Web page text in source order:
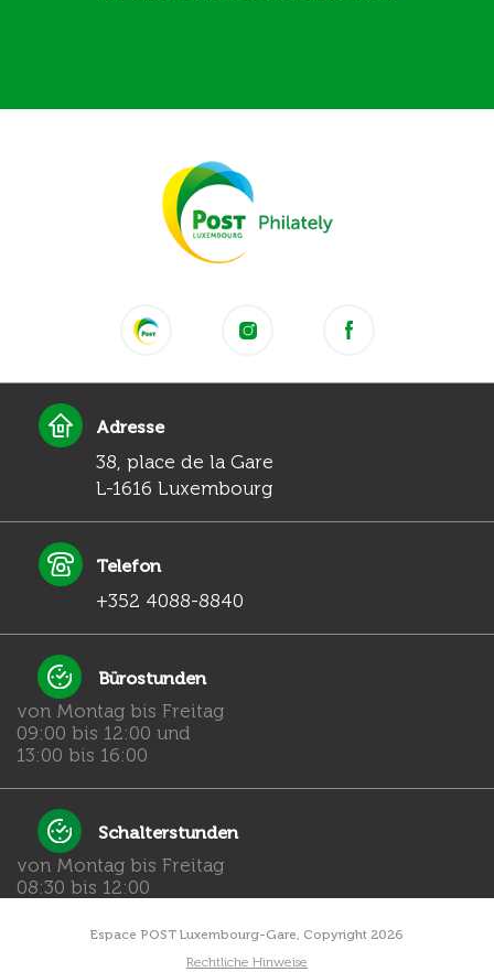
Adresse
38, place de la Gare
L-1616 Luxembourg
Telefon
+352 4088-8840
Bürostunden
von Montag bis Freitag
09:00 bis 12:00 und
13:00 bis 16:00
Schalterstunden
von Montag bis Freitag
08:30 bis 12:00